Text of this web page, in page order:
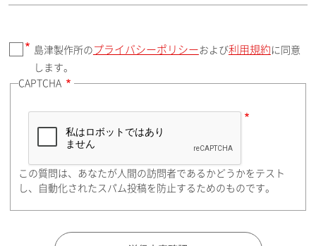
郵便番号（勤務先）
住所検索
都道府県（勤務先）
島津製作所の プライバシーポリシー および利用規約 に同意
します。
CAPTCHA
この質問は、あなたが人間の訪問者であるかどうかをテスト
し、自動化されたスパム投稿を防止するためのものです。